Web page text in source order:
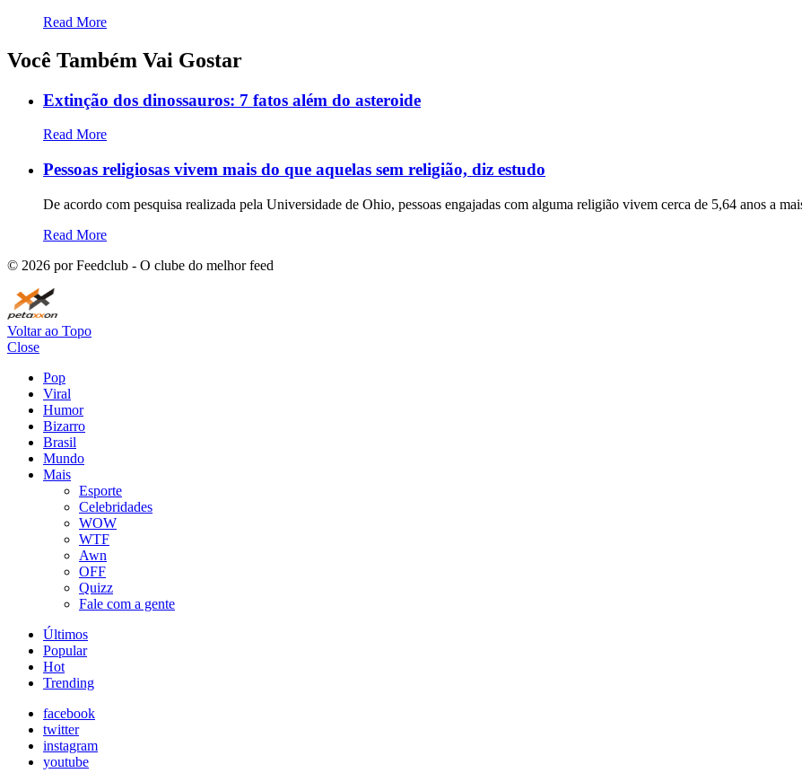
Read More
Você Também Vai Gostar
Extinção dos dinossauros: 7 fatos além do asteroide
Read More
Pessoas religiosas vivem mais do que aquelas sem religião, diz estudo
De acordo com pesquisa realizada pela Universidade de Ohio, pessoas engajadas com alguma religião vivem cerca de 5,64 anos a
Read More
© 2026 por Feedclub - O clube do melhor feed
Voltar ao Topo
Close
Pop
Viral
Humor
Bizarro
Brasil
Mundo
Mais
Esporte
Celebridades
WOW
WTF
Awn
OFF
Quizz
Fale com a gente
Últimos
Popular
Hot
Trending
facebook
twitter
instagram
youtube